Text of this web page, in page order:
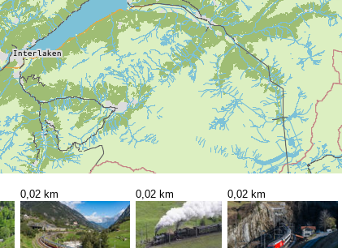
0,02 km 0,02 km 0,02 km